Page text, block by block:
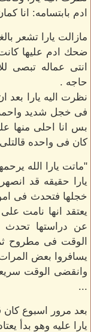
ادم بابتسامه: انا
مازالت يارا تشعر
ضحك ادم عليها
انتى عماله تبصى
حاجه .
نظرت اليه يارا بعد
فى خجل شديد
بس انا احلى منها
كان فى واحده
"ماتت يارا الله
يارا حقيقه قد
خجلها فتحدث فى
يعتقد انها نامت
عن دراستها
الوقت فى مطروح
يسافروا بعض
وانقضى الوقت
...
يارا عليه وهو بدأ